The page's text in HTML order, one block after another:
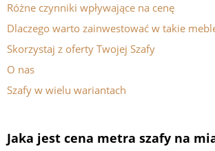
Różne czynniki wpływające na cenę
Dlaczego warto zainwestować w takie
Skorzystaj z oferty Twojej Szafy
O nas
Szafy w wielu wariantach
Jaka jest cena metra szafy na